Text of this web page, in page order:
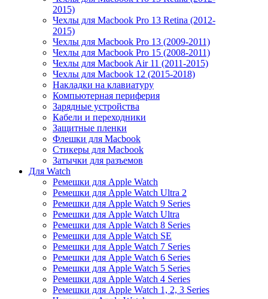
2015)
Чехлы для Macbook Pro 13 Retina (2012-
2015)
Чехлы для Macbook Pro 13 (2009-2011)
Чехлы для Macbook Pro 15 (2008-2011)
Чехлы для Macbook Air 11 (2011-2015)
Чехлы для Macbook 12 (2015-2018)
Накладки на клавиатуру
Компьютерная периферия
Зарядные устройства
Кабели и переходники
Защитные пленки
Флешки для Macbook
Стикеры для Macbook
Затычки для разъемов
Для Watch
Ремешки для Apple Watch
Ремешки для Apple Watch Ultra 2
Ремешки для Apple Watch 9 Series
Ремешки для Apple Watch Ultra
Ремешки для Apple Watch 8 Series
Ремешки для Apple Watch SE
Ремешки для Apple Watch 7 Series
Ремешки для Apple Watch 6 Series
Ремешки для Apple Watch 5 Series
Ремешки для Apple Watch 4 Series
Ремешки для Apple Watch 1, 2, 3 Series